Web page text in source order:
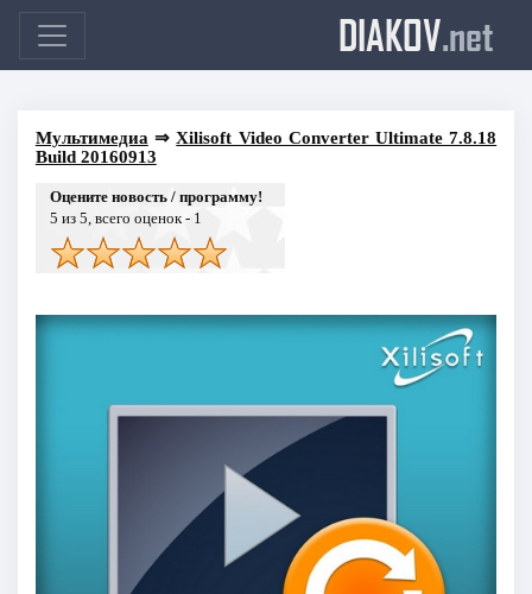
DIAKOV.net
Мультимедиа ⇒Xilisoft Video Converter Ultimate 7.8.18
Build 20160913
Оцените новость / программу!
5 из 5, всего оценок - 1